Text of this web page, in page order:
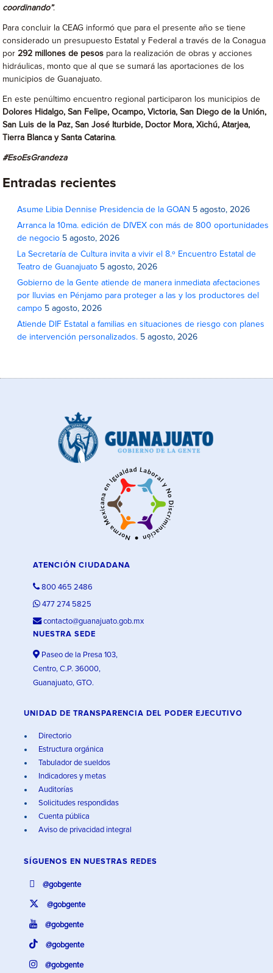
coordinando”.
Para concluir la CEAG informó que para el presente año se tiene
considerado un presupuesto Estatal y Federal a través de la Conagua
por292 millones de pesos para la realización de obras y acciones
hidráulicas, monto que al que se sumará las aportaciones de los
municipios de Guanajuato.
En este penúltimo encuentro regional participaron los municipios de
Dolores Hidalgo, San Felipe, Ocampo, Victoria, San Diego de la Unión,
San Luis de la Paz, San José Iturbide, Doctor Mora, Xichú, Atarjea,
Tierra Blanca y Santa Catarina.
#EsoEsGrandeza
Entradas recientes
Asume Libia Dennise Presidencia de la GOAN 5 agosto, 2026
Arranca la 10ma. edición de DIVEX con más de 800 oportunidades
de negocio 5 agosto, 2026
La Secretaría de Cultura invita a vivir el 8.º Encuentro Estatal de
Teatro de Guanajuato 5 agosto, 2026
Gobierno de la Gente atiende de manera inmediata afectaciones
por lluvias en Pénjamo para proteger a las y los productores del
campo 5 agosto, 2026
Atiende DIF Estatal a familias en situaciones de riesgo con planes
de intervención personalizados. 5 agosto, 2026
ATENCIÓN CIUDADANA
800 465 2486
477 274 5825
contacto@guanajuato.gob.mx
NUESTRA SEDE
Paseo de la Presa 103,
Centro, C.P. 36000,
Guanajuato, GTO.
UNIDAD DE TRANSPARENCIA DEL PODER EJECUTIVO
Directorio
Estructura orgánica
Tabulador de sueldos
Indicadores y metas
Auditorías
Solicitudes respondidas
Cuenta pública
Aviso de privacidad integral
SÍGUENOS EN NUESTRAS REDES
@gobgente
@gobgente
@gobgente
@gobgente
@gobgente